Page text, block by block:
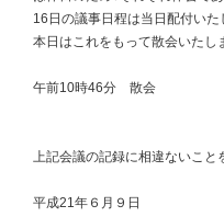
16日の議事日程は当日配付いた
本日はこれをもって散会いたし
午前10時46分 散会
上記会議の記録に相違ないこと
平成21年６月９日